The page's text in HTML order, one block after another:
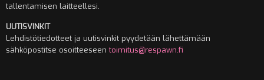
tallentamisen laitteellesi.
UUTISVINKIT
Lehdistötiedotteet ja uutisvinkit pyydetään lähettämään
sähköpostitse osoitteeseentoimitus@respawn.fi